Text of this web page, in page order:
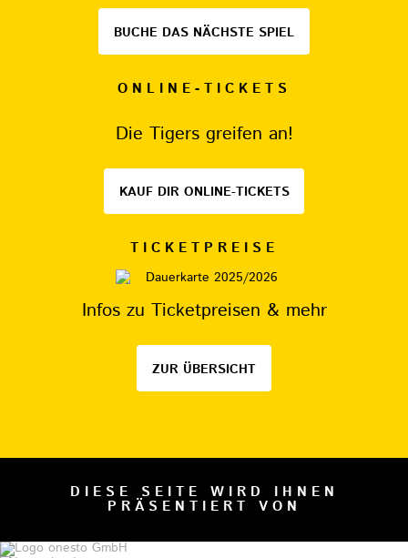
BUCHE DAS NÄCHSTE SPIEL
ONLINE-TICKETS
Die Tigers greifen an!
KAUF DIR ONLINE-TICKETS
TICKETPREISE
Infos zu Ticketpreisen & mehr
ZUR ÜBERSICHT
DIESE SEITE WIRD IHNEN
PRÄSENTIERT VON